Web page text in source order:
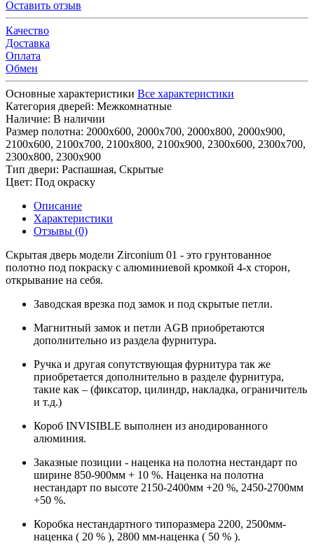
Оставить отзыв
Качество
Доставка
Оплата
Обмен
Основные характеристики Все характеристики
Категория дверей: Межкомнатные
Наличие: В наличии
Размер полотна: 2000х600, 2000х700, 2000х800, 2000х900,
2100х600, 2100х700, 2100х800, 2100х900, 2300х600, 2300х700,
2300х800, 2300х900
Тип двери: Распашная, Скрытые
Цвет: Под окраску
Описание
Характеристики
Отзывы (0)
Скрытая дверь модели Zirconium 01 - это грунтованное
полотно под покраску с алюминиевой кромкой 4-х сторон,
открывание на себя.
Заводская врезка под замок и под скрытые петли.
Магнитный замок и петли AGB приобретаются
дополнительно из раздела фурнитура.
Ручка и другая сопутствующая фурнитура так же
приобретается дополнительно в разделе фурнитура,
такие как – (фиксатор, цилиндр, накладка, ограничитель
и т.д.)
Короб INVISIBLE выполнен из анодированного
алюминия.
Заказные позиции - наценка на полотна нестандарт по
ширине 850-900мм + 10 %. Наценка на полотна
нестандарт по высоте 2150-2400мм +20 %, 2450-2700мм
+50 %.
Коробка нестандартного типоразмера 2200, 2500мм-
наценка ( 20 % ), 2800 мм-наценка ( 50 % ).